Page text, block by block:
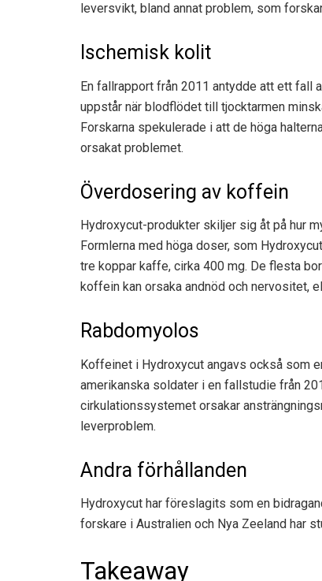
leversvikt, bland annat problem, som
Ischemisk kolit
En fallrapport från 2011 antydde att ett fall
uppstår när blodflödet till tjocktarmen
Forskarna spekulerade i att de höga
orsakat problemet.
Överdosering av koffein
Hydroxycut-produkter skiljer sig åt på hur
Formlerna med höga doser, som
tre koppar kaffe, cirka 400 mg. De flesta
koffein kan orsaka andnöd och nervositet,
Rabdomyolos
Koffeinet i Hydroxycut angavs också som
amerikanska soldater i en fallstudie från
cirkulationssystemet orsakar
leverproblem.
Andra förhållanden
Hydroxycut har föreslagits som en
forskare i Australien och Nya Zeeland har
Takeaway